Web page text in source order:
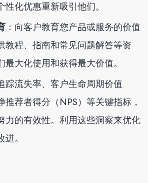
性化优惠重新吸引他们。
：向客户教育您产品或服务的价值
教程、指南和常见问题解答等资
最大化使用和获得最大价值。
踪流失率、客户生命周期价值
推荐者得分（NPS）等关键指标，
力的有效性。利用这些洞察来优化
。